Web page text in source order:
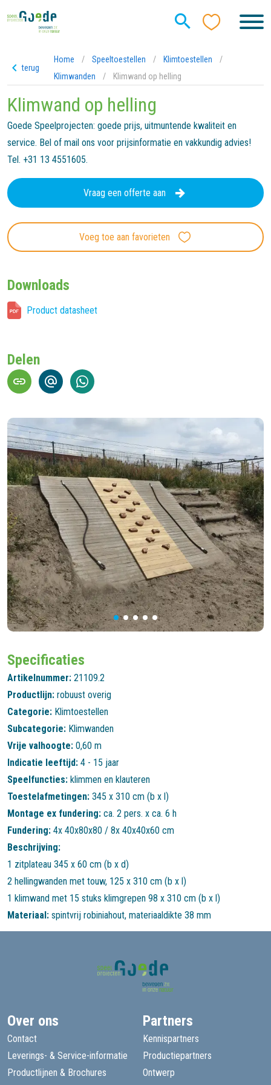
terug
Home / Speeltoestellen / Klimtoestellen
/
Klimwanden
/ Klimwand op helling
Specificaties
Artikelnummer: 21109.2
Productlijn: robuust overig
Categorie: Klimtoestellen
Subcategorie: Klimwanden
Vrije valhoogte: 0,60 m
Indicatie leeftijd: 4 - 15 jaar
Speelfuncties: klimmen en klauteren
Toestelafmetingen: 345 x 310 cm (b x l)
Montage ex fundering: ca. 2 pers. x ca. 6 h
Fundering: 4x 40x80x80 / 8x 40x40x60 cm
Beschrijving:
1 zitplateau 345 x 60 cm (b x d)
2 hellingwanden met touw, 125 x 310 cm (b x l)
1 klimwand met 15 stuks klimgrepen 98 x 310 cm (b x l)
Materiaal: spintvrij robiniahout, materiaaldikte 38 mm
Klimwand op helling
Goede Speelprojecten: goede prijs, uitmuntende kwaliteit en
service. Bel of mail ons voor prijsinformatie en vakkundig advies!
Tel. +31 13 4551605.
Vraag een offerte aan
Voeg toe aan favorieten
Downloads
Product datasheet
Delen
Over ons
Contact
Leverings- & Service-informatie
Productlijnen & Brochures
Partners
Kennispartners
Productiepartners
Ontwerp